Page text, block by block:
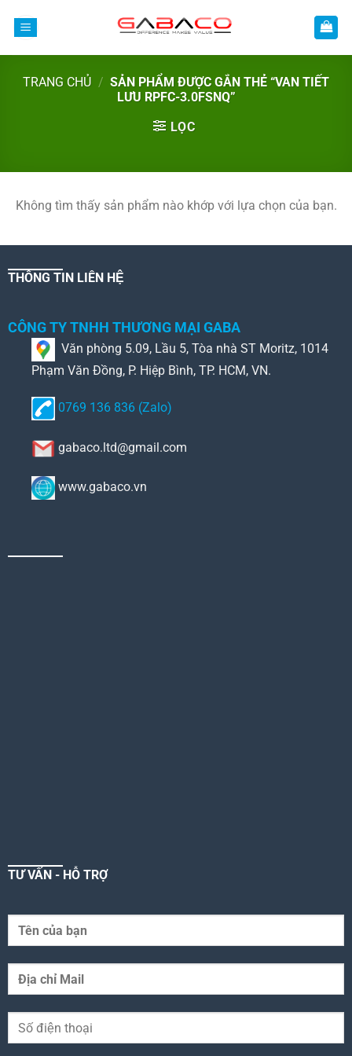
TRANG CHỦ / SẢN PHẨM ĐƯỢC GẮN THẺ “VAN TIẾT
LƯU RPFC-3.0FSNQ”
LỌC
Không tìm thấy sản phẩm nào khớp với lựa chọn của bạn.
THÔNG TIN LIÊN HỆ
CÔNG TY TNHH THƯƠNG MẠI GABA
Văn phòng 5.09, Lầu 5, Tòa nhà ST Moritz, 1014
Phạm Văn Đồng, P. Hiệp Bình, TP. HCM, VN.
0769 136 836 (Zalo)
gabaco.ltd@gmail.com
www.gabaco.vn
TƯ VẤN - HỖ TRỢ